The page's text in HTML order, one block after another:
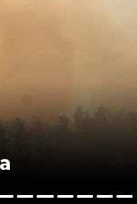
patlama: